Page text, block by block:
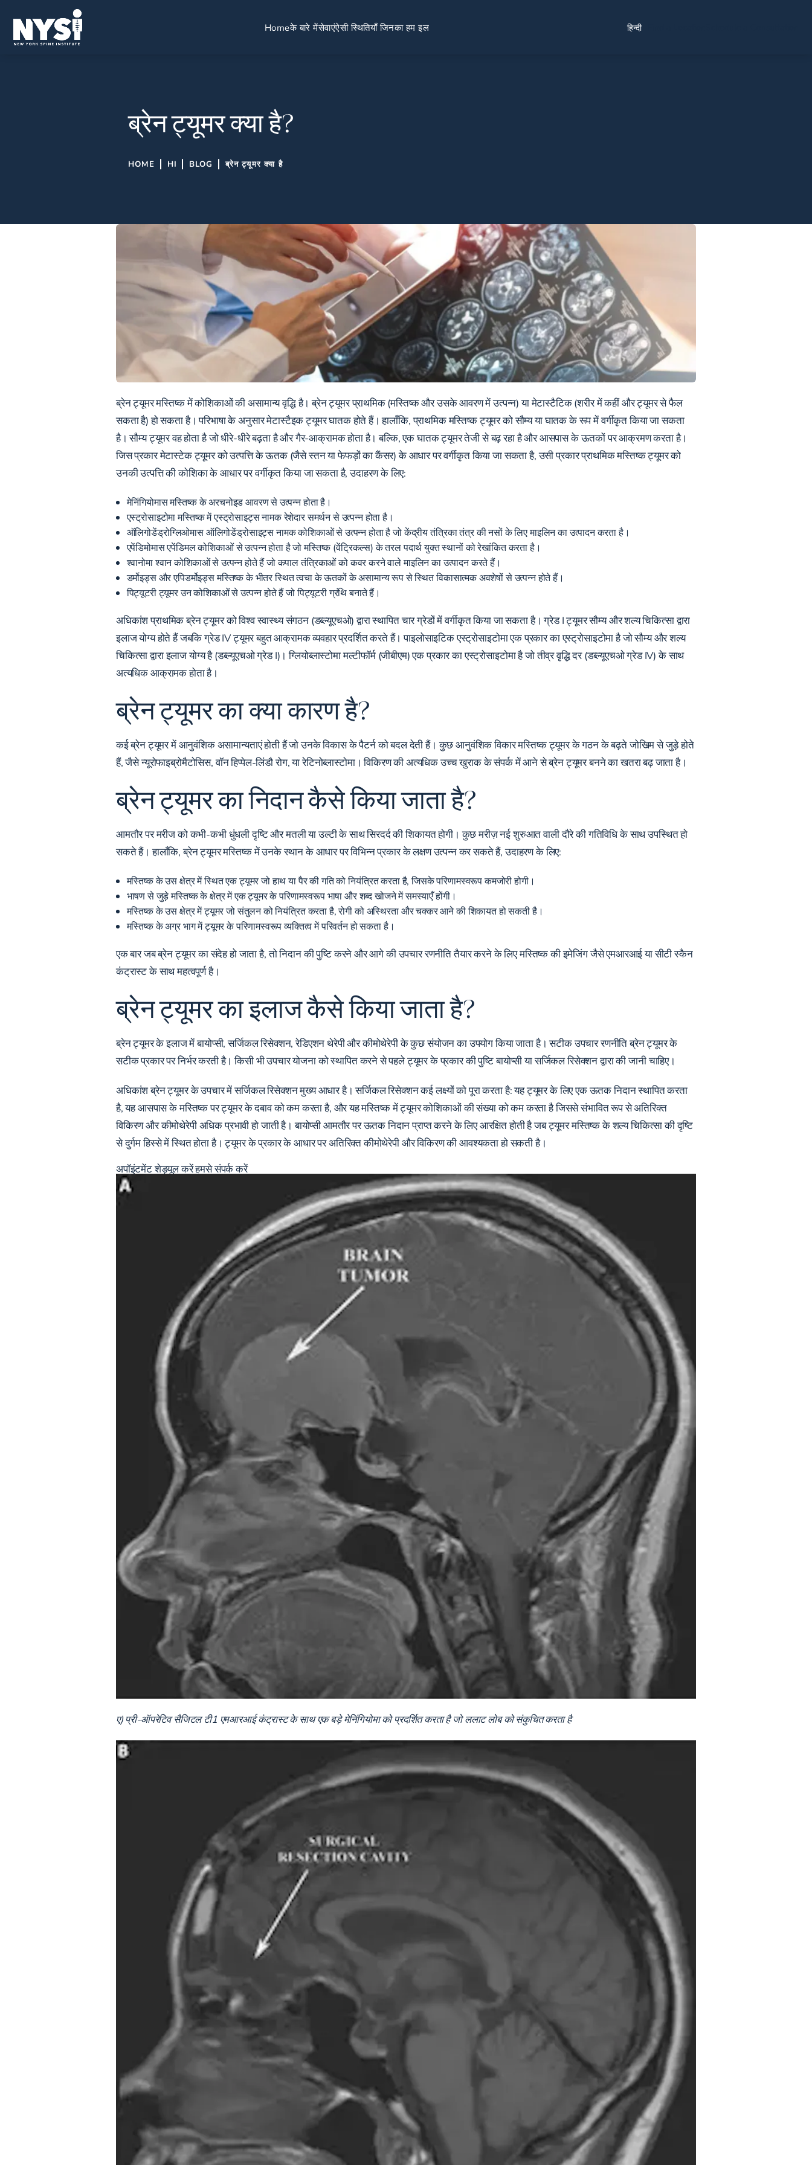
Homeके बारे मेंसेवाएंऐसी स्थितियाँ जिनका हम इल हिन्दी
ब्रेन ट्यूमर क्या है?
HOME HI BLOG ब्रेन ट्यूमर क्या है
ब्रेन ट्यूमर मस्तिष्क में कोशिकाओं की असामान्य वृद्धि है। ब्रेन ट्यूमर प्राथमिक (मस्तिष्क और उसके आवरण में उत्पन्न) या मेटास्टैटिक (शरीर में कहीं और ट्यूमर से फैल
सकता है) हो सकता है। परिभाषा के अनुसार मेटास्टैइक ट्यूमर घातक होते हैं। हालाँकि, प्राथमिक मस्तिष्क ट्यूमर को सौम्य या घातक के रूप में वर्गीकृत किया जा सकता
है। सौम्य ट्यूमर वह होता है जो धीरे-धीरे बढ़ता है और गैर-आक्रामक होता है। बल्कि, एक घातक ट्यूमर तेजी से बढ़ रहा है और आसपास के ऊतकों पर आक्रमण करता है।
जिस प्रकार मेटास्टेक ट्यूमर को उत्पत्ति के ऊतक (जैसे स्तन या फेफड़ों का कैंसर) के आधार पर वर्गीकृत किया जा सकता है, उसी प्रकार प्राथमिक मस्तिष्क ट्यूमर को
उनकी उत्पत्ति की कोशिका के आधार पर वर्गीकृत किया जा सकता है, उदाहरण के लिए:
मेनिंगियोमास मस्तिष्क के अरचनोइड आवरण से उत्पन्न होता है।
एस्ट्रोसाइटोमा मस्तिष्क में एस्ट्रोसाइट्स नामक रेशेदार समर्थन से उत्पन्न होता है।
ऑलिगोडेंड्रोग्लिओमास ऑलिगोडेंड्रोसाइट्स नामक कोशिकाओं से उत्पन्न होता है जो केंद्रीय तंत्रिका तंत्र की नसों के लिए माइलिन का उत्पादन करता है।
एपेंडिमोमास एपेंडिमल कोशिकाओं से उत्पन्न होता है जो मस्तिष्क (वेंट्रिकल्स) के तरल पदार्थ युक्त स्थानों को रेखांकित करता है।
श्वानोमा श्वान कोशिकाओं से उत्पन्न होते हैं जो कपाल तंत्रिकाओं को कवर करने वाले माइलिन का उत्पादन करते हैं।
डर्मोइड्स और एपिडर्मोइड्स मस्तिष्क के भीतर स्थित त्वचा के ऊतकों के असामान्य रूप से स्थित विकासात्मक अवशेषों से उत्पन्न होते हैं।
पिट्यूटरी ट्यूमर उन कोशिकाओं से उत्पन्न होते हैं जो पिट्यूटरी ग्रंथि बनाते हैं।
अधिकांश प्राथमिक ब्रेन ट्यूमर को विश्व स्वास्थ्य संगठन (डब्ल्यूएचओ) द्वारा स्थापित चार ग्रेडों में वर्गीकृत किया जा सकता है। ग्रेड I ट्यूमर सौम्य और शल्य चिकित्सा द्वारा
इलाज योग्य होते हैं जबकि ग्रेड IV ट्यूमर बहुत आक्रामक व्यवहार प्रदर्शित करते हैं। पाइलोसाइटिक एस्ट्रोसाइटोमा एक प्रकार का एस्ट्रोसाइटोमा है जो सौम्य और शल्य
चिकित्सा द्वारा इलाज योग्य है (डब्ल्यूएचओ ग्रेड I)। ग्लियोब्लास्टोमा मल्टीफॉर्म (जीबीएम) एक प्रकार का एस्ट्रोसाइटोमा है जो तीव्र वृद्धि दर (डब्ल्यूएचओ ग्रेड IV) के साथ
अत्यधिक आक्रामक होता है।
ब्रेन ट्यूमर का क्या कारण है?
कई ब्रेन ट्यूमर में आनुवंशिक असामान्यताएं होती हैं जो उनके विकास के पैटर्न को बदल देती हैं। कुछ आनुवंशिक विकार मस्तिष्क ट्यूमर के गठन के बढ़ते जोखिम से जुड़े होते
हैं, जैसे न्यूरोफाइब्रोमैटोसिस, वॉन हिप्पेल-लिंडौ रोग, या रेटिनोब्लास्टोमा। विकिरण की अत्यधिक उच्च खुराक के संपर्क में आने से ब्रेन ट्यूमर बनने का खतरा बढ़ जाता है।
ब्रेन ट्यूमर का निदान कैसे किया जाता है?
आमतौर पर मरीज को कभी-कभी धुंधली दृष्टि और मतली या उल्टी के साथ सिरदर्द की शिकायत होगी। कुछ मरीज़ नई शुरुआत वाली दौरे की गतिविधि के साथ उपस्थित हो
सकते हैं। हालाँकि, ब्रेन ट्यूमर मस्तिष्क में उनके स्थान के आधार पर विभिन्न प्रकार के लक्षण उत्पन्न कर सकते हैं, उदाहरण के लिए:
मस्तिष्क के उस क्षेत्र में स्थित एक ट्यूमर जो हाथ या पैर की गति को नियंत्रित करता है, जिसके परिणामस्वरूप कमजोरी होगी।
भाषण से जुड़े मस्तिष्क के क्षेत्र में एक ट्यूमर के परिणामस्वरूप भाषा और शब्द खोजने में समस्याएँ होंगी।
मस्तिष्क के उस क्षेत्र में ट्यूमर जो संतुलन को नियंत्रित करता है, रोगी को अस्थिरता और चक्कर आने की शिकायत हो सकती है।
मस्तिष्क के अग्र भाग में ट्यूमर के परिणामस्वरूप व्यक्तित्व में परिवर्तन हो सकता है।
एक बार जब ब्रेन ट्यूमर का संदेह हो जाता है, तो निदान की पुष्टि करने और आगे की उपचार रणनीति तैयार करने के लिए मस्तिष्क की इमेजिंग जैसे एमआरआई या सीटी स्कैन
कंट्रास्ट के साथ महत्वपूर्ण है।
ब्रेन ट्यूमर का इलाज कैसे किया जाता है?
ब्रेन ट्यूमर के इलाज में बायोप्सी, सर्जिकल रिसेक्शन, रेडिएशन थेरेपी और कीमोथेरेपी के कुछ संयोजन का उपयोग किया जाता है। सटीक उपचार रणनीति ब्रेन ट्यूमर के
सटीक प्रकार पर निर्भर करती है। किसी भी उपचार योजना को स्थापित करने से पहले ट्यूमर के प्रकार की पुष्टि बायोप्सी या सर्जिकल रिसेक्शन द्वारा की जानी चाहिए।
अधिकांश ब्रेन ट्यूमर के उपचार में सर्जिकल रिसेक्शन मुख्य आधार है। सर्जिकल रिसेक्शन कई लक्ष्यों को पूरा करता है: यह ट्यूमर के लिए एक ऊतक निदान स्थापित करता
है, यह आसपास के मस्तिष्क पर ट्यूमर के दबाव को कम करता है, और यह मस्तिष्क में ट्यूमर कोशिकाओं की संख्या को कम करता है जिससे संभावित रूप से अतिरिक्त
विकिरण और कीमोथेरेपी अधिक प्रभावी हो जाती है। बायोप्सी आमतौर पर ऊतक निदान प्राप्त करने के लिए आरक्षित होती है जब ट्यूमर मस्तिष्क के शल्य चिकित्सा की दृष्टि
से दुर्गम हिस्से में स्थित होता है। ट्यूमर के प्रकार के आधार पर अतिरिक्त कीमोथेरेपी और विकिरण की आवश्यकता हो सकती है।
अपॉइंटमेंट शेड्यूल करेंहमसे संपर्क करें
ए) प्री-ऑपरेटिव सैजिटल टी1 एमआरआई कंट्रास्ट के साथ एक बड़े मेनिंगियोमा को प्रदर्शित करता है जो ललाट लोब को संकुचित करता है